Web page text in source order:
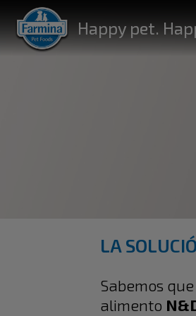
Happy pet.
Happy pet.
LA
Sabemos
alimento